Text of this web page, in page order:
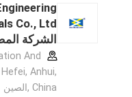
الشركة
And
Anhui,
China ,الصين